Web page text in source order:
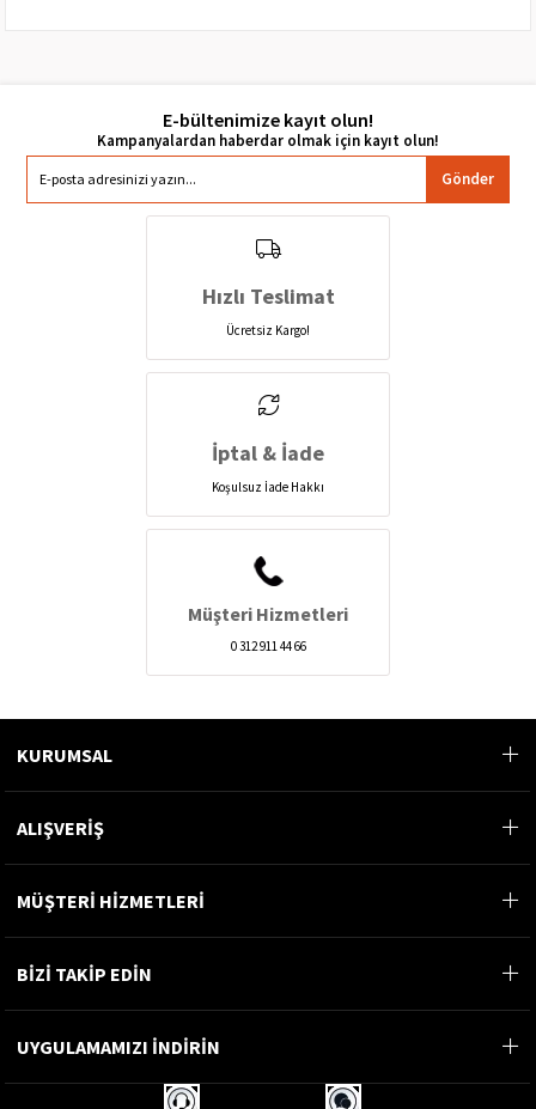
E-bültenimize kayıt olun!
Gönder
Hızlı Teslimat
Ücretsiz Kargo!
İptal & İade
Koşulsuz İade Hakkı
Müşteri Hizmetleri
0 312 911 44 66
KURUMSAL
ALIŞVERİŞ
MÜŞTERİ HİZMETLERİ
BİZİ TAKİP EDİN
UYGULAMAMIZI İNDİRİN